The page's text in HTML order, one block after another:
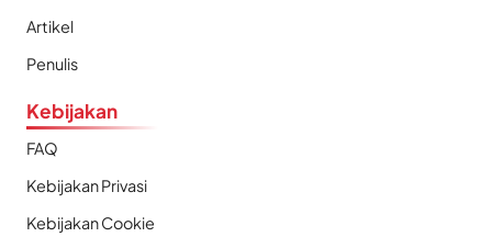
Artikel
Penulis
Kebijakan
FAQ
Kebijakan Privasi
Kebijakan Cookie